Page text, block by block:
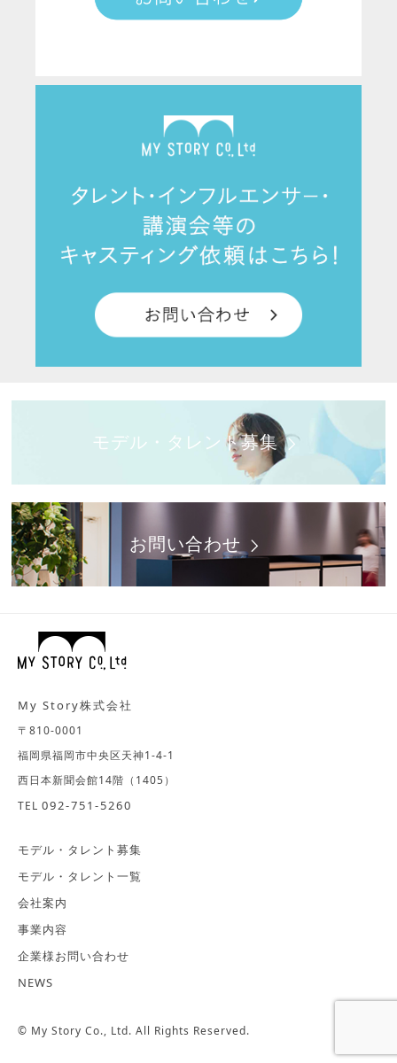
モデル・タレント募集
お問い合わせ
My Story株式会社
〒810-0001
福岡県福岡市中央区天神1-4-1
西日本新聞会館14階（1405）
TEL 092-751-5260
モデル・タレント募集
モデル・タレント一覧
会社案内
事業内容
企業様お問い合わせ
NEWS
© My Story Co., Ltd. All Rights Reserved.